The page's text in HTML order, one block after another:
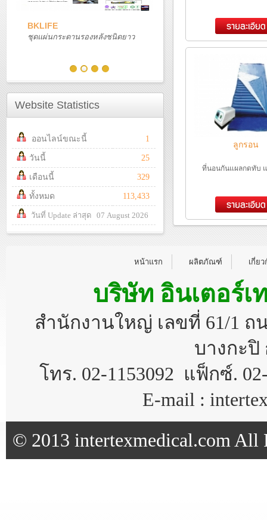
BKLIFE
ชุดแผ่นกระดานรองหลังชนิดยาว
Website Statistics
ออนไลน์ขณะนี้ 1
วันนี้ 25
เดือนนี้ 329
ทั้งหมด 113,433
วันที่ Update ล่าสุด 07 August 2026
ลูกรอน
ที่นอนกันแผลกดทับ
หน้าแรก ผลิตภัณฑ์ เกี่ยว
บริษัท อินเตอร์เ
สำนักงานใหญ่ เลขที่ 61/1
บางกะปิ
โทร. 02-1153092 แฟ็กซ์.
E-mail :
© 2013 intertexmedical.com